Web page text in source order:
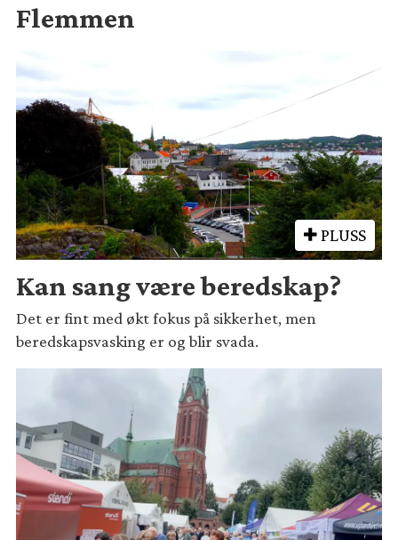
Flemmen
PLUSS
Kan sang være beredskap?
Det er fint med økt fokus på sikkerhet, men
beredskapsvasking er og blir svada.